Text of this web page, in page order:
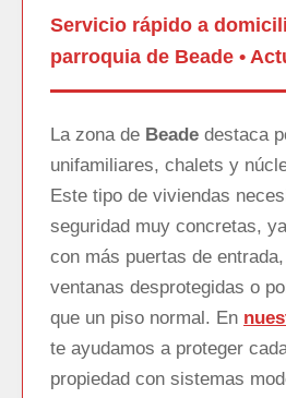
Servicio rápido a
parroquia de Beade •
La zona de Beade destaca
unifamiliares, chalets y
Este tipo de viviendas
seguridad muy concretas,
con más puertas de
ventanas desprotegidas o
que un piso normal. En
te ayudamos a proteger
propiedad con sistemas